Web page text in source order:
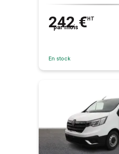
242 € HT
par mois
En stock